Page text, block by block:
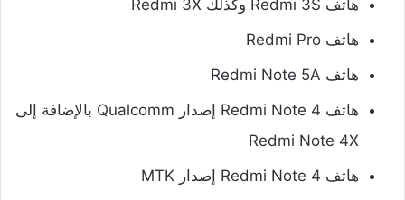
هاتف Redmi 3S وكذلك Redmi 3X
هاتف Redmi Pro
هاتف Redmi Note 5A
هاتف Redmi Note 4 إصدار Qualcomm بالإضافة إلى
Redmi Note 4X
هاتف Redmi Note 4 إصدار MTK